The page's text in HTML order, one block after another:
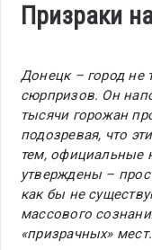
Призраки
Донецк – город не
сюрпризов. Он
тысячи горожан
подозревая, что
тем, официальные
утверждены –
как бы не
массового
«призрачных» мест.